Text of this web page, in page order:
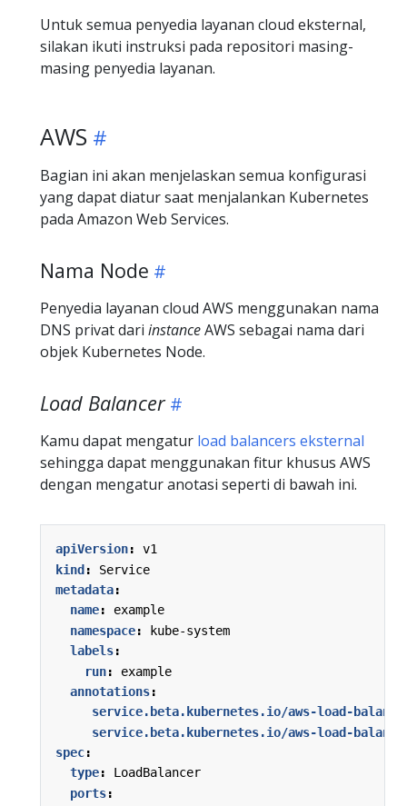
Untuk semua penyedia layanan cloud eksternal,
silakan ikuti instruksi pada repositori masing-
masing penyedia layanan.
AWS
Bagian ini akan menjelaskan semua konfigurasi
yang dapat diatur saat menjalankan Kubernetes
pada Amazon Web Services.
Nama Node
Penyedia layanan cloud AWS menggunakan nama
DNS privat dari instanceAWS sebagai nama dari
objek Kubernetes Node.
Load Balancer
Kamu dapat mengatur load balancers eksternal
sehingga dapat menggunakan fitur khusus AWS
dengan mengatur anotasi seperti di bawah ini.
apiVersion:
v1
kind:
Service
metadata:
name:
example
namespace:
kube-system
labels:
run:
example
annotations:
service.beta.kubernetes.io/aws-load-
service.beta.kubernetes.io/aws-load-
spec:
type:
LoadBalancer
ports: